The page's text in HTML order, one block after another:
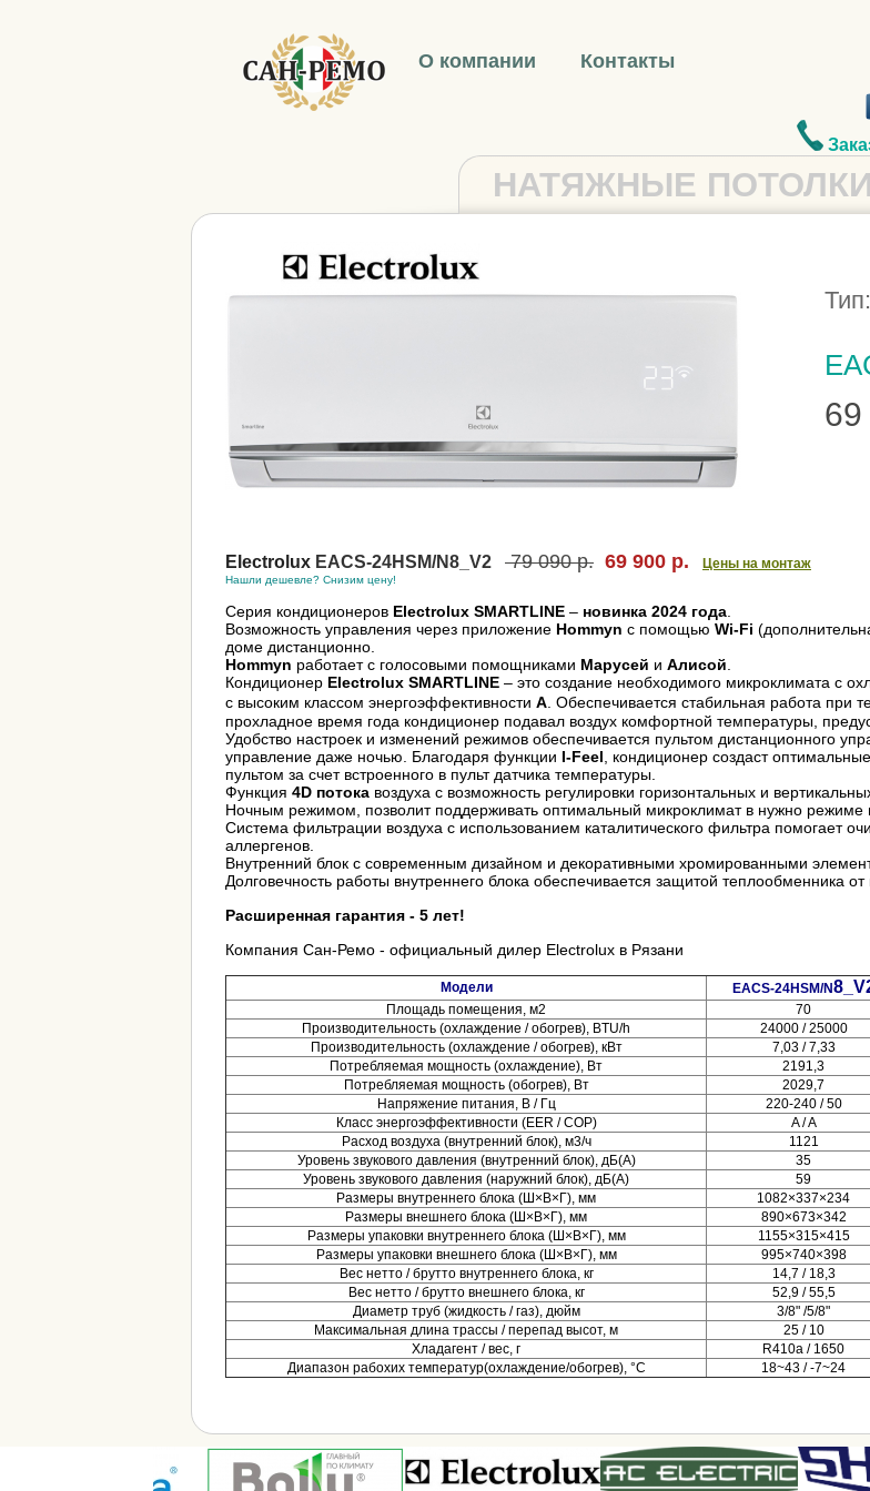
О компании Контакты
НАТЯЖНЫЕ ПОТОЛКИ
69
Electrolux EACS-24HSM/N8_V2 79 090 р. 69 900 р. Цены на монтаж
Нашли дешевле? Снизим цену!
Серия кондиционеров Electrolux SMARTLINE – новинка 2024 года
Возможность управления через приложение Hommyn с помощью Wi-Fi
доме дистанционно.
Hommyn работает с голосовыми помощниками Марусей и Алисой
Кондиционер Electrolux SMARTLINE – это создание необходимого микроклимата с
с высоким классом энергоэффективности А . Обеспечивается стабильная работа при
прохладное время года кондиционер подавал воздух комфортной температуры,
Удобство настроек и изменений режимов обеспечивается пультом дистанционного
управление даже ночью. Благодаря функции I-Feel , кондиционер создаст
пультом за счет встроенного в пульт датчика температуры.
Функция 4D потока воздуха с возможность регулировки горизонтальных и
Ночным режимом, позволит поддерживать оптимальный микроклимат в нужно
Система фильтрации воздуха с использованием каталитического фильтра помогает
аллергенов.
Внутренний блок с современным дизайном и декоративными хромированными
Долговечность работы внутреннего блока обеспечивается защитой теплообменника
Расширенная гарантия - 5 лет!
Компания Сан-Ремо - официальный дилер Electrolux в Рязани
Модели EACS-24HSM/N
Площадь помещения, м2
70
Производительность (охлаждение / обогрев), BTU/h
24000 / 25000
Производительность (охлаждение / обогрев), кВт
7,03 / 7,33
Потребляемая мощность (охлаждение), Вт
2191,3
Потребляемая мощность (обогрев), Вт
2029,7
Напряжение питания, В / Гц
220-240 / 50
Класс энергоэффективности (EER / COP)
A / A
Расход воздуха (внутренний блок), м3/ч
1121
Уровень звукового давления (внутренний блок), дБ(А)
35
Уровень звукового давления (наружний блок), дБ(А)
59
Размеры внутреннего блока (Ш×В×Г), мм
1082×337×234
Размеры внешнего блока (Ш×В×Г), мм
890×673×342
Размеры упаковки внутреннего блока (Ш×В×Г), мм
1155×315×415
Размеры упаковки внешнего блока (Ш×В×Г), мм
995×740×398
Вес нетто / брутто внутреннего блока, кг
14,7 / 18,3
Вес нетто / брутто внешнего блока, кг
52,9 / 55,5
Диаметр труб (жидкость / газ), дюйм
3/8" /5/8"
Максимальная длина трассы / перепад высот, м
25 / 10
Хладагент / вес, г
R410a / 1650
Диапазон рабохих температур(охлаждение/обогрев), °C
18~43 / -7~24